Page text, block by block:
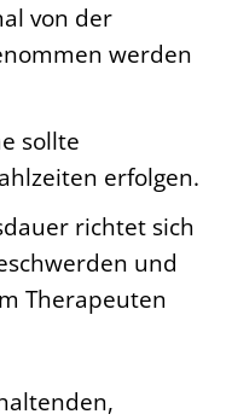
von der
werden
sollte
erfolgen.
richtet sich
und
Therapeuten